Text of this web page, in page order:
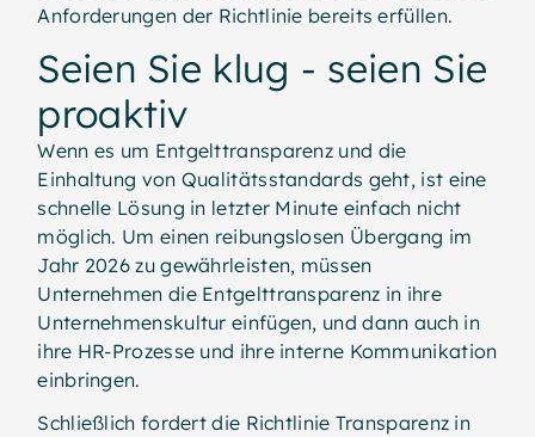
Anforderungen der Richtlinie bereits erfüllen.
Seien Sie klug - seien Sie
proaktiv
Wenn es um Entgelttransparenz und die
Einhaltung von Qualitätsstandards geht, ist eine
schnelle Lösung in letzter Minute einfach nicht
möglich. Um einen reibungslosen Übergang im
Jahr 2026 zu gewährleisten, müssen
Unternehmen die Entgelttransparenz in ihre
Unternehmenskultur einfügen, und dann auch in
ihre HR-Prozesse und ihre interne Kommunikation
einbringen.
Schließlich fordert die Richtlinie Transparenz in